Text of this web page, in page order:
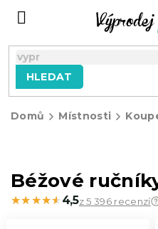
HLEDAT
Domů Místnosti
Béžové
★★★★★
★★★★★ 4,5z 5 396 recenzí